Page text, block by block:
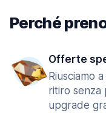
Perché
Offerte
Riusciamo
ritiro senza
upgrade